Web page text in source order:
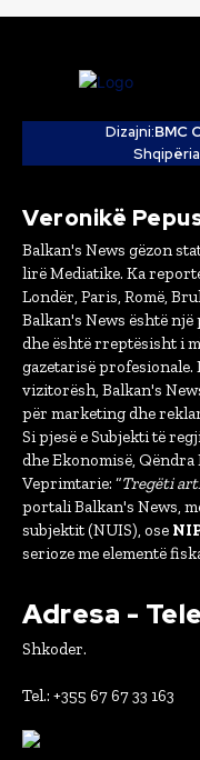
Dizajni:BMC
Veronikë
Balkan's News gëzon
lirë Mediatike. Ka
Londër, Paris, Romë,
Balkan's News është
dhe është rreptësisht i
gazetarisë
vizitorësh, Balkan's
për marketing dhe
Si pjesë e Subjekti të
dhe Ekonomisë, Qëndra
Veprimtarie: “Tregëti
portali Balkan's News,
subjektit (NUIS), ose
serioze me elementë
Adresa -
Shkoder.
Tel.: +355 67 67 33 163